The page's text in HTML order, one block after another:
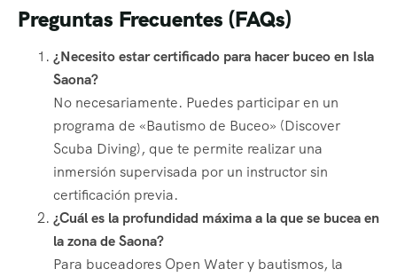
Preguntas Frecuentes (FAQs)
¿Necesito estar certificado para hacer buceo en Isla
Saona?
No necesariamente. Puedes participar en un
programa de «Bautismo de Buceo» (Discover
Scuba Diving), que te permite realizar una
inmersión supervisada por un instructor sin
certificación previa.
¿Cuál es la profundidad máxima a la que se bucea en
la zona de Saona?
Para buceadores Open Water y bautismos, la